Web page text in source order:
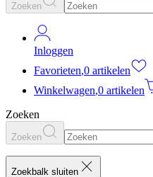
Zoeken
Inloggen
Favorieten,0 artikelen
Winkelwagen,0 artikelen
Zoeken
Zoeken
Zoekbalk sluiten